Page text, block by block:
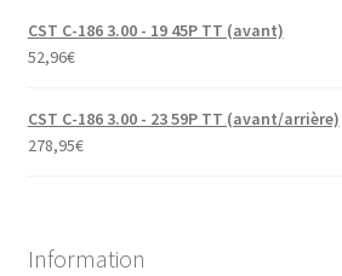
CST C-186 3.00 - 19 45P TT (avant)
52,96€
CST C-186 3.00 - 23 59P TT (avant/arrière)
278,95€
Information